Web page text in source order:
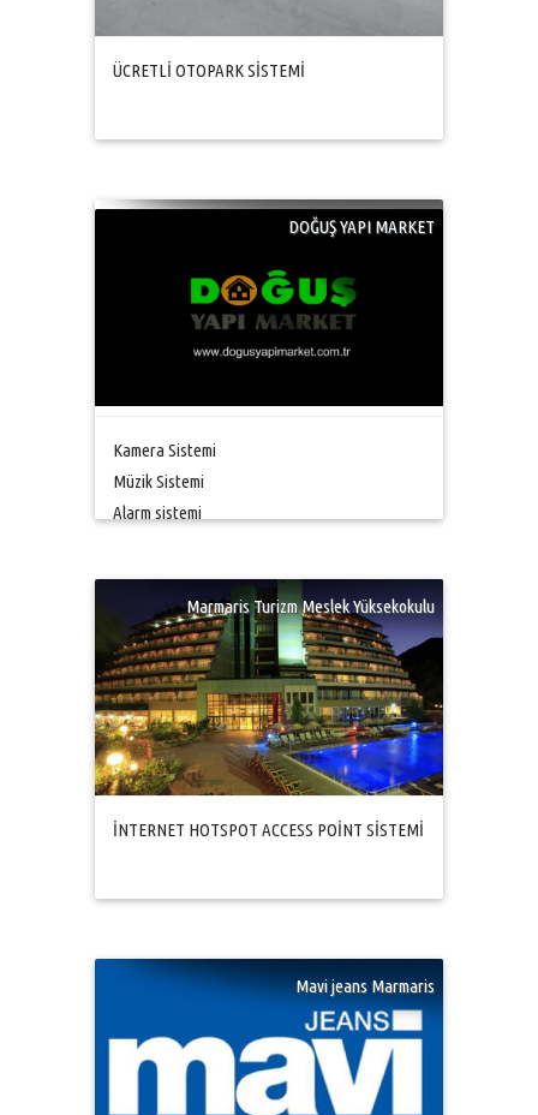
ÜCRETLİ OTOPARK SİSTEMİ
DOĞUŞ YAPI MARKET
Kamera Sistemi
Müzik Sistemi
Alarm sistemi
Marmaris Turizm Meslek Yüksekokulu
İNTERNET HOTSPOT ACCESS POİNT SİSTEMİ
Mavi jeans Marmaris